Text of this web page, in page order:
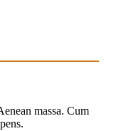
massa. Cum